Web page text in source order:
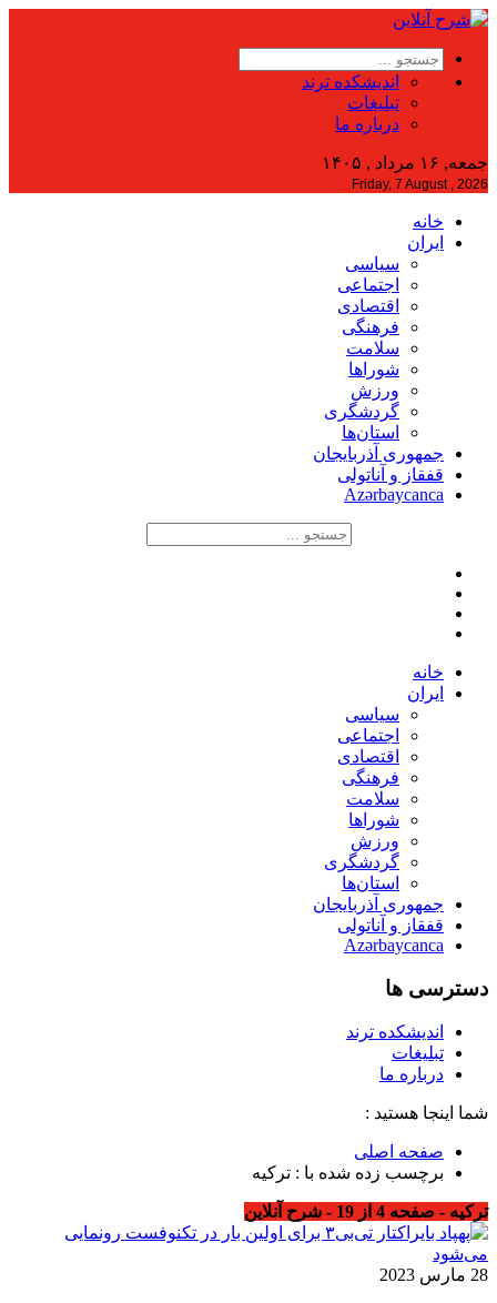
اندیشکده ترند
تبلیغات
درباره ما
جمعه, ۱۶ مرداد , ۱۴۰۵
Friday, 7 August , 2026
خانه
ایران
سیاسی
اجتماعی
اقتصادی
فرهنگی
سلامت
شوراها
ورزش
گردشگری
استان‌ها
جمهوری آذربایجان
قفقاز و آناتولی
Azərbaycanca
خانه
ایران
سیاسی
اجتماعی
اقتصادی
فرهنگی
سلامت
شوراها
ورزش
گردشگری
استان‌ها
جمهوری آذربایجان
قفقاز و آناتولی
Azərbaycanca
دسترسی ها
اندیشکده ترند
تبلیغات
درباره ما
شما اینجا هستید :
صفحه اصلی
برچسب زده شده با : ترکیه
ترکیه - صفحه 4 از 19 - شرح آنلاین
28 مارس 2023